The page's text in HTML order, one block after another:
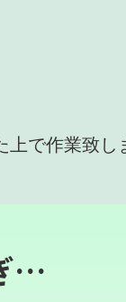
で作業致し
…